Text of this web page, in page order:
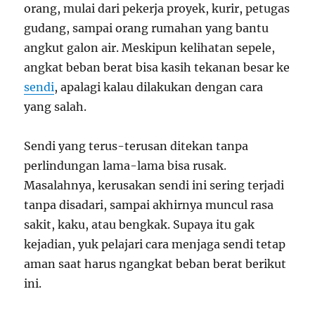
orang, mulai dari pekerja proyek, kurir, petugas
gudang, sampai orang rumahan yang bantu
angkut galon air. Meskipun kelihatan sepele,
angkat beban berat bisa kasih tekanan besar ke
sendi, apalagi kalau dilakukan dengan cara
yang salah.
Sendi yang terus-terusan ditekan tanpa
perlindungan lama-lama bisa rusak.
Masalahnya, kerusakan sendi ini sering terjadi
tanpa disadari, sampai akhirnya muncul rasa
sakit, kaku, atau bengkak. Supaya itu gak
kejadian, yuk pelajari cara menjaga sendi tetap
aman saat harus ngangkat beban berat berikut
ini.